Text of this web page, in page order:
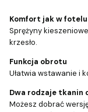
Komfort jak w fotelu
Sprężyny
krzesło.
Funkcja obrotu
Ułatwia wstawanie i
Dwa rodzaje tkanin
Możesz dobrać